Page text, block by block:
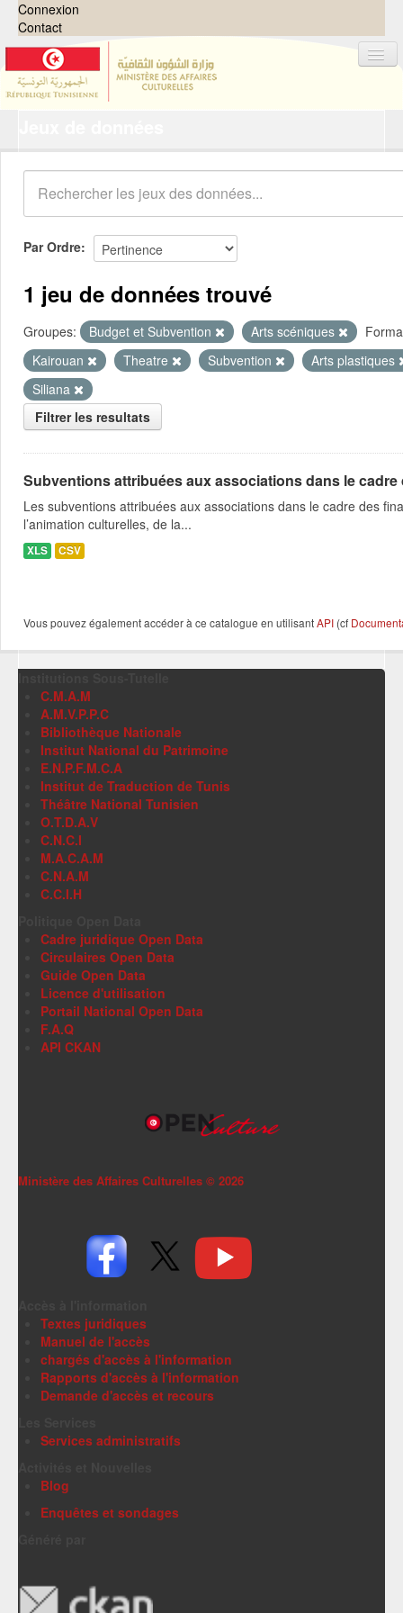
Connexion
Contact
Organisations
Groupes
Demandes 0
À propos
Par Ordre
1 jeu de données trouvé
Groupes: Budget et Subvention Arts scéniques
Kairouan
Theatre Subvention
Arts plastiques
Siliana
Filtrer les resultats
Subventions attribuées aux associations dans le
Les subventions attribuées aux associations dans le cadre des
l’animation culturelles, de la...
XLS CSV
Vous pouvez également accéder à ce catalogue en utilisantAPI (cf
C.M.A.M
A.M.V.P.P.C
Bibliothèque Nationale
Institut National du Patrimoine
E.N.P.F.M.C.A
Institut de Traduction de Tunis
Théâtre National Tunisien
O.T.D.A.V
C.N.C.I
M.A.C.A.M
C.N.A.M
C.C.I.H
Cadre juridique Open Data
Circulaires Open Data
Guide Open Data
Licence d'utilisation
Portail National Open Data
F.A.Q
API CKAN
Ministère des Affaires Culturelles © 2026
Textes juridiques
Manuel de l'accès
chargés d'accès à l'information
Rapports d'accès à l'information
Demande d'accès et recours
Services administratifs
Blog
Enquêtes et sondages